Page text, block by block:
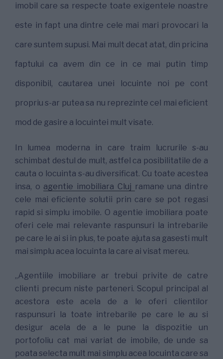
imobil care sa respecte toate exigentele noastre
este in fapt una dintre cele mai mari provocari la
care suntem supusi. Mai mult decat atat, din pricina
faptului ca avem din ce in ce mai putin timp
disponibil, cautarea unei locuinte noi pe cont
propriu s-ar putea sa nu reprezinte cel mai eficient
mod de gasire a locuintei mult visate.
In lumea moderna in care traim lucrurile s-au
schimbat destul de mult, astfel ca posibilitatile de a
cauta o locuinta s-au diversificat. Cu toate acestea
insa, o agentie imobiliara Cluj ramane una dintre
cele mai eficiente solutii prin care se pot regasi
rapid si simplu imobile. O agentie imobiliara poate
oferi cele mai relevante raspunsuri la intrebarile
pe care le ai si in plus, te poate ajuta sa gasesti mult
mai simplu acea locuinta la care ai visat mereu.
„Agentiile imobiliare ar trebui privite de catre
clienti precum niste parteneri. Scopul principal al
acestora este acela de a le oferi clientilor
raspunsuri la toate intrebarile pe care le au si
desigur acela de a le pune la dispozitie un
portofoliu cat mai variat de imobile, de unde sa
poata selecta mult mai simplu acea locuinta care sa